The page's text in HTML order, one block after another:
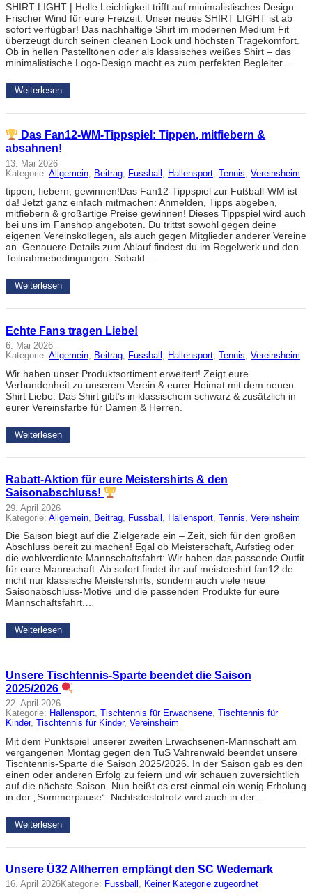
SHIRT LIGHT | Helle Leichtigkeit trifft auf minimalistisches Design.
Frischer Wind für eure Freizeit: Unser neues SHIRT LIGHT ist ab
sofort verfügbar! Das nachhaltige Shirt im modernen Medium Fit
überzeugt durch seinen cleanen Look und höchsten Tragekomfort.
Ob in hellen Pastelltönen oder als klassisches weißes Shirt – das
minimalistische Logo-Design macht es zum perfekten Begleiter…
Weiterlesen
Das Fan12-WM-Tippspiel: Tippen, mitfiebern &
absahnen!
13. Mai 2026
Kategorie: Allgemein Beitrag Fussball Hallensport Tennis Vereinsheim
tippen, fiebern, gewinnen!Das Fan12-Tippspiel zur Fußball-WM ist
da! Jetzt ganz einfach mitmachen: Anmelden, Tipps abgeben,
mitfiebern & großartige Preise gewinnen! Dieses Tippspiel wird auch
bei uns im Fanshop angeboten. Du trittst sowohl gegen deine
eigenen Vereinskollegen, als auch gegen Mitglieder anderer Vereine
an. Genauere Details zum Ablauf findest du im Regelwerk und den
Teilnahmebedingungen. Sobald…
Weiterlesen
Echte Fans tragen Liebe!
6. Mai 2026
Kategorie: Allgemein, Beitrag, Fussball , Hallensport, Tennis, Vereinsheim
Wir haben unser Produktsortiment erweitert! Zeigt eure
Verbundenheit zu unserem Verein & eurer Heimat mit dem neuen
Shirt Liebe. Das Shirt gibt’s in klassischem schwarz & zusätzlich in
eurer Vereinsfarbe für Damen & Herren.
Weiterlesen
Rabatt-Aktion für eure Meistershirts & den
Saisonabschluss!
29. April 2026
Kategorie: Allgemein Beitrag Fussball Hallensport Tennis Vereinsheim
Die Saison biegt auf die Zielgerade ein – Zeit, sich für den großen
Abschluss bereit zu machen! Egal ob Meisterschaft, Aufstieg oder
die wohlverdiente Mannschaftsfahrt: Wir haben das passende Outfit
für eure Mannschaft. Ab sofort findet ihr auf meistershirt.fan12.de
nicht nur klassische Meistershirts, sondern auch viele neue
Saisonabschluss-Motive und die passenden Produkte für eure
Mannschaftsfahrt.…
Weiterlesen
Unsere Tischtennis-Sparte beendet die Saison
2025/2026
22. April 2026
Kategorie: Hallensport, Tischtennis für Erwachsene,
Tischtennis für
Kinder, Tischtennis für Kinder, Vereinsheim
Mit dem Punktspiel unserer zweiten Erwachsenen-Mannschaft am
vergangenen Montag gegen den TuS Vahrenwald beendet unsere
Tischtennis-Sparte die Saison 2025/2026. In der Saison gab es den
einen oder anderen Erfolg zu feiern und wir schauen zuversichtlich
auf die nächste Saison. Nun heißt es erst einmal ein wenig Erholung
in der „Sommerpause“. Nichtsdestotrotz wird auch in der…
Weiterlesen
Unsere Ü32 Altherren empfängt den SC Wedemark
16. April 2026Kategorie: Fussball , Keiner Kategorie zugeordnet